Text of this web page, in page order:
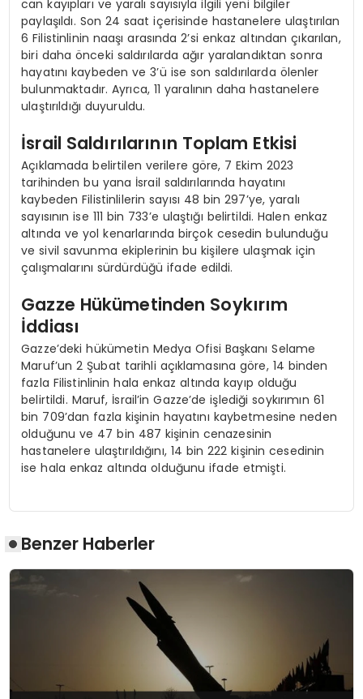
can kayıpları ve yaralı sayısıyla ilgili yeni bilgiler
paylaşıldı. Son 24 saat içerisinde hastanelere ulaştırılan
6 Filistinlinin naaşı arasında 2’si enkaz altından çıkarılan,
biri daha önceki saldırılarda ağır yaralandıktan sonra
hayatını kaybeden ve 3’ü ise son saldırılarda ölenler
bulunmaktadır. Ayrıca, 11 yaralının daha hastanelere
ulaştırıldığı duyuruldu.
İsrail Saldırılarının Toplam Etkisi
Açıklamada belirtilen verilere göre, 7 Ekim 2023
tarihinden bu yana İsrail saldırılarında hayatını
kaybeden Filistinlilerin sayısı 48 bin 297’ye, yaralı
sayısının ise 111 bin 733’e ulaştığı belirtildi. Halen enkaz
altında ve yol kenarlarında birçok cesedin bulunduğu
ve sivil savunma ekiplerinin bu kişilere ulaşmak için
çalışmalarını sürdürdüğü ifade edildi.
Gazze Hükümetinden Soykırım
İddiası
Gazze’deki hükümetin Medya Ofisi Başkanı Selame
Maruf’un 2 Şubat tarihli açıklamasına göre, 14 binden
fazla Filistinlinin hala enkaz altında kayıp olduğu
belirtildi. Maruf, İsrail’in Gazze’de işlediği soykırımın 61
bin 709’dan fazla kişinin hayatını kaybetmesine neden
olduğunu ve 47 bin 487 kişinin cenazesinin
hastanelere ulaştırıldığını, 14 bin 222 kişinin cesedinin
ise hala enkaz altında olduğunu ifade etmişti.
Benzer Haberler